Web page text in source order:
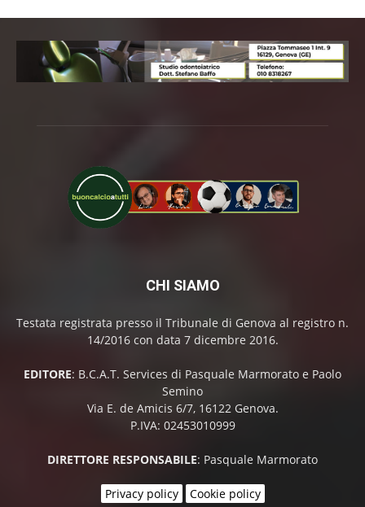
CHI SIAMO
Testata registrata presso il Tribunale di Genova al registro n.
14/2016 con data 7 dicembre 2016.
EDITORE: B.C.A.T. Services di Pasquale Marmorato e Paolo
Semino
Via E. de Amicis 6/7, 16122 Genova.
P.IVA: 02453010999
DIRETTORE RESPONSABILE: Pasquale Marmorato
Privacy policy Cookie policy